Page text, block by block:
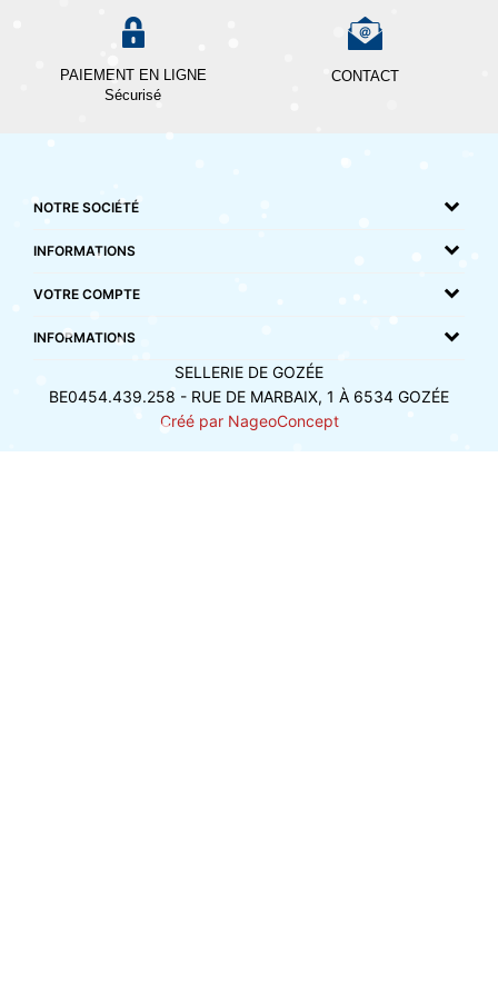
PAIEMENT EN LIGNE
Sécurisé
CONTACT
NOTRE SOCIÉTÉ
INFORMATIONS
VOTRE COMPTE
INFORMATIONS
SELLERIE DE GOZÉE
BE0454.439.258 - RUE DE MARBAIX, 1 À 6534 GOZÉE
Créé par NageoConcept